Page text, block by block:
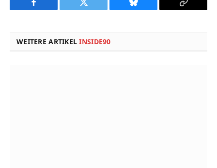
Facebook Twitter Bluesky
Copy
WEITERE ARTIKELINSIDE90